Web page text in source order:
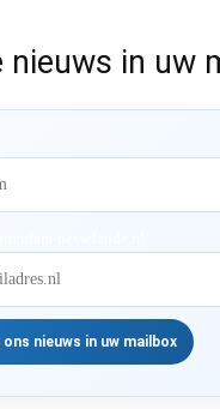
nieuws in uw